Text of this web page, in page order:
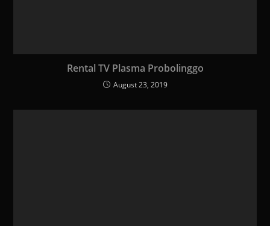
Rental TV Plasma Probolinggo
August 23, 2019